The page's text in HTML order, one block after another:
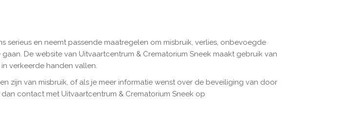
serieus en neemt passende maatregelen om misbruik, verlies, onbevoegde
De website van Uitvaartcentrum & Crematorium Sneek maakt gebruik van
verkeerde handen vallen.
zijn van misbruik, of als je meer informatie wenst over de beveiliging van door
contact met Uitvaartcentrum & Crematorium Sneek op